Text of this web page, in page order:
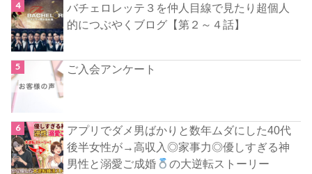
バチェロレッテ３を仲人目線で見たり超個人
的につぶやくブログ【第２～４話】
ご入会アンケート
アプリでダメ男ばかりと数年ムダにした40代
後半女性が→高収入◎家事力◎優しすぎる神
男性と溺愛ご成婚
の大逆転ストーリー